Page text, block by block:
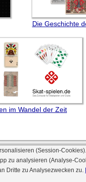
Die Geschichte
im Wandel der Zeit
© 2000
(Session-
zu analysieren (Analyse-
Dritte zu Analysezwecken zu.